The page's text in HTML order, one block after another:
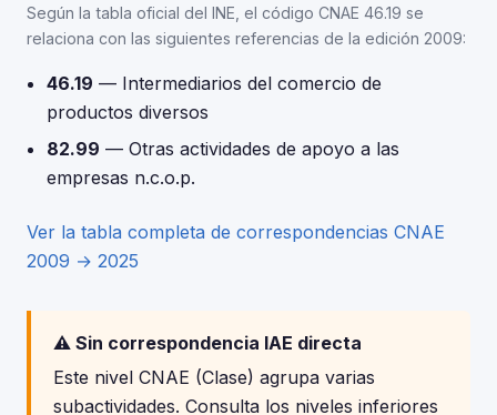
Según la tabla oficial del INE, el código CNAE 46.19 se
relaciona con las siguientes referencias de la edición 2009:
46.19 — Intermediarios del comercio de
productos diversos
82.99 — Otras actividades de apoyo a las
empresas n.c.o.p.
Ver la tabla completa de correspondencias CNAE
2009 → 2025
⚠️ Sin correspondencia IAE directa
Este nivel CNAE (Clase) agrupa varias
subactividades. Consulta los niveles inferiores